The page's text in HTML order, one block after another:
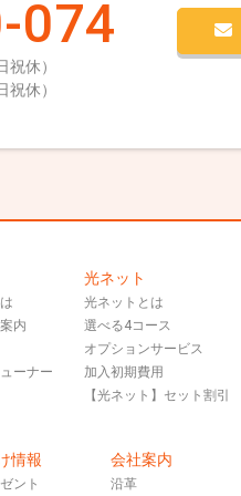
074
休）
休）
内
ーナー
光ネット
光ネットとは
選べる4コース
オプションサービス
加入初期費用
【光ネット】セット割引
情報
ント
会社案内
沿革